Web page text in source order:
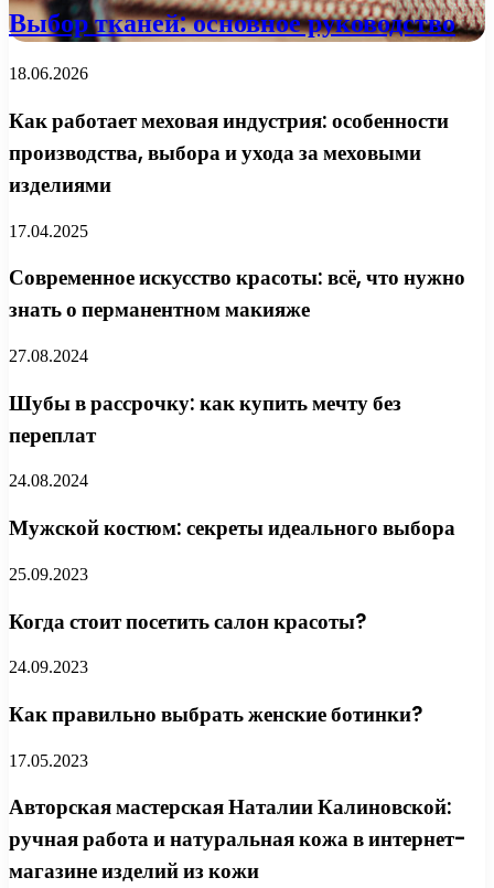
Выбор тканей: основное руководство
18.06.2026
Как работает меховая индустрия: особенности
производства, выбора и ухода за меховыми
изделиями
17.04.2025
Современное искусство красоты: всё, что нужно
знать о перманентном макияже
27.08.2024
Шубы в рассрочку: как купить мечту без
переплат
24.08.2024
Мужской костюм: секреты идеального выбора
25.09.2023
Когда стоит посетить салон красоты?
24.09.2023
Как правильно выбрать женские ботинки?
17.05.2023
Авторская мастерская Наталии Калиновской:
ручная работа и натуральная кожа в интернет-
магазине изделий из кожи